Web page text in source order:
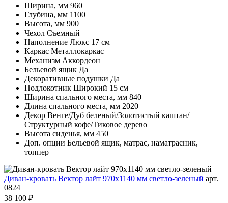
Ширина, мм 960
Глубина, мм 1100
Высота, мм 900
Чехол Съемный
Наполнение Люкс 17 см
Каркас Металлокаркас
Механизм Аккордеон
Бельевой ящик Да
Декоративные подушки Да
Подлокотник Широкий 15 см
Ширина спального места, мм 840
Длина спального места, мм 2020
Декор Венге/Дуб беленый/Золотистый каштан/
Структурный кофе/Тиковое дерево
Высота сиденья, мм 450
Доп. опции Бельевой ящик, матрас, наматрасник,
топпер
Диван-кровать Вектор лайт 970х1140 мм светло-зеленый арт.
0824
38 100 ₽